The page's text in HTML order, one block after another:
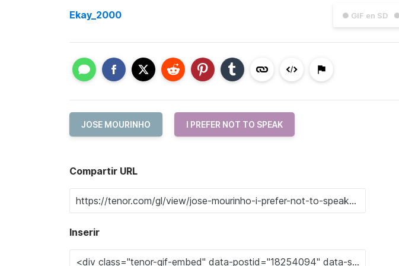
● GIF en SD
Ekay_2000
JOSE MOURINHO I PREFER NOT TO SPEAK
Compartir URL
Inserir